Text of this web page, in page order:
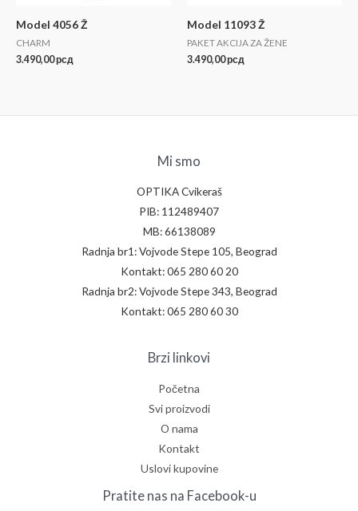
Model 4056 Ž
CHARM
3.490,00рсд
Model 11093 Ž
PAKET AKCIJA ZA ŽENE
3.490,00рсд
Mi smo
OPTIKA Cvikeraš
PIB: 112489407
MB: 66138089
Radnja br1: Vojvode Stepe 105, Beograd
Kontakt: 065 280 60 20
Radnja br2: Vojvode Stepe 343, Beograd
Kontakt: 065 280 60 30
Brzi linkovi
Početna
Svi proizvodi
O nama
Kontakt
Uslovi kupovine
Pratite nas na Facebook-u